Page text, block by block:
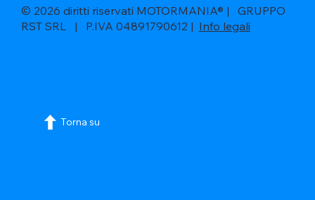
© 2026 diritti riservati MOTORMANIA® | GRUPPO
RST SRL | P.IVA 04891790612 | Info legali
Torna su